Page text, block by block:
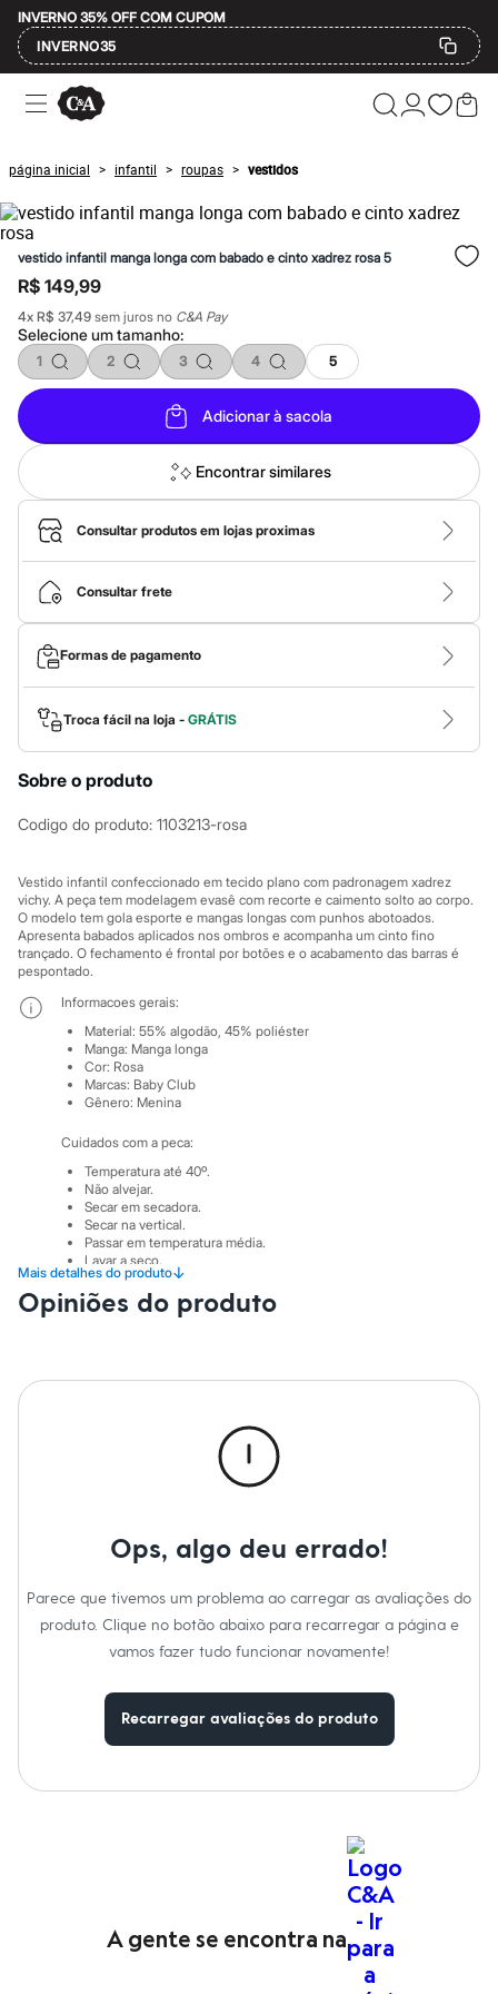
INVERNO 35% OFF COM CUPOM
INVERNO35
Ofertas
Compre por Departamento
Masculino
Infantil
Calçados
Mindse7
Plus Size
Até 20% off
Até 40% off
Até 60% off
A partir de 60% off
Feminino
Em alta
Inverno
Alfaiataria
Novidades
Roupas
Blusas e Camisetas
Básicos
Calças
Casacos e Jaquetas
Jeans
Macacões
Saias
Shorts e Bermudas
Vestidos
Acessórios
Bolsas
Bonés e Chapéus
Bijoux
Cintos
Óculos
Calçados
Chinelos
Sapatilhas
Tênis
Marcas
City
Clock House
Mindset
Sawary
Yessica
Moda esportiva
Acessórios
Blusas
Calçados
Shorts e Bermudas
Moda íntima
Calcinhas
Cintas e Modeladores
Pijamas
Sutiãs e Tops
Moda praia
Biquínis
Personagens
Plus size
Dia dos Pais
Inverno
Camisetas e Regatas
Casacos e Jaquetas
Jeans
página inicial > infantil > roupas > vestidos
vestido infantil manga longa com babado e cinto xadrez rosa 5
R$ 149,99
4x R$ 37,49 sem juros no C&A Pay
Selecione umtamanho:
1 2 3 4 5
Adicionar à sacola
Encontrar similares
Consultar produtos em lojas proximas
Consultar frete
Formas de pagamento
Troca fácil na loja - GRÁTIS
Sobre o produto
Codigo do produto: 1103213-rosa
Vestido infantil confeccionado em tecido plano com padronagem xadrez
vichy. A peça tem modelagem evasê com recorte e caimento solto ao corpo.
O modelo tem gola esporte e mangas longas com punhos abotoados.
Apresenta babados aplicados nos ombros e acompanha um cinto fino
trançado. O fechamento é frontal por botões e o acabamento das barras é
pespontado.
Mais detalhes do produto↓
Informacoes gerais:
Material: 55% algodão, 45% poliéster
Manga: Manga longa
Cor: Rosa
Marcas: Baby Club
Gênero: Menina
Cuidados com a peca:
Temperatura até 40º.
Não alvejar.
Secar em secadora.
Secar na vertical.
Passar em temperatura média.
Lavar a seco.
Não limpar a úmido.
Opiniões do produto
Ops, algo deu errado!
Parece que tivemos um problema ao carregar as avaliações do
produto. Clique no botão abaixo para recarregar a página e
vamos fazer tudo funcionar novamente!
Recarregar avaliações do produto
A gente se encontra na